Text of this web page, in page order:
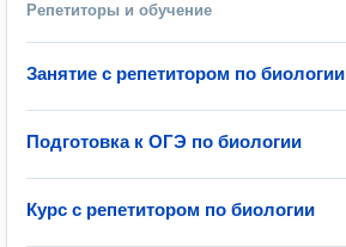
Репетиторы и обучение
Занятие с репетитором по биологии
Подготовка к ОГЭ по биологии
Курс с репетитором по биологии